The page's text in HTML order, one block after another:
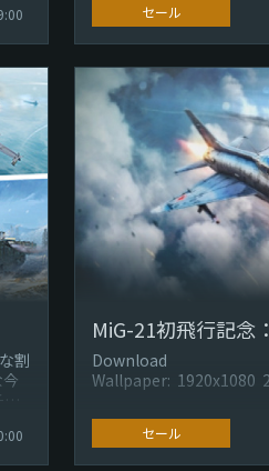
セール
割
Download
Wallpaper: 1920x1080
セール